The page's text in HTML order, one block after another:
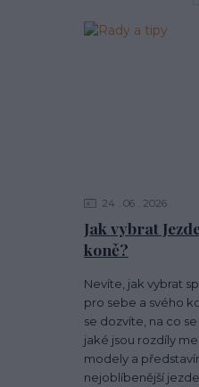
Jak vybrat
koně?
24 06 2026
Nevíte, jak vybrat
pro sebe a svého
se dozvíte, na co
jaké jsou rozdíly
modely a
nejoblíbenější